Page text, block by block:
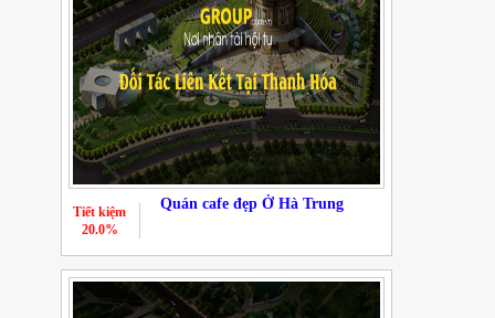
Quán cafe đẹp Ở Hà Trung
Tiết kiệm
20.0%